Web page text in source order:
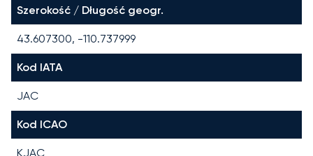
Szerokość / Długość geogr.
43.607300, -110.737999
Kod IATA
JAC
Kod ICAO
KJAC